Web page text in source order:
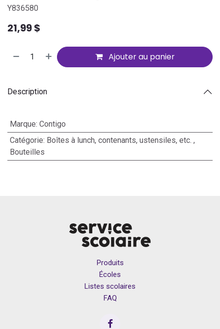
Y836580
21,99$
Ajouter au panier
Description
Marque: Contigo
Catégorie: Boîtes à lunch, contenants, ustensiles, etc. ,
Bouteilles
Produits
Écoles
Listes scolaires
FAQ